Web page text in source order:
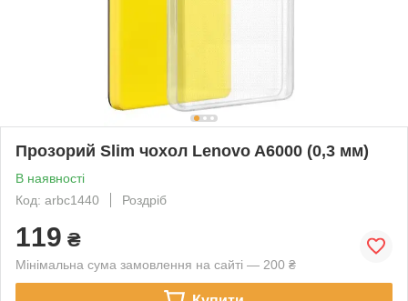
Прозорий Slim чохол Lenovo A6000 (0,3 мм)
В наявності
Код: arbc1440
Роздріб
119 ₴
Мінімальна сума замовлення на сайті — 200 ₴